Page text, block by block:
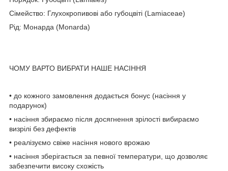
Сімейство: Глухокропивові або губоцвіті (Lamiaceae)
Рід: Монарда (Monarda)
ЧОМУ ВАРТО ВИБРАТИ НАШЕ НАСІННЯ
• до кожного замовлення додається бонус (насіння у
подарунок)
• насіння збираємо після досягнення зрілості вибираємо
визрілі без дефектів
• реалізуємо свіже насіння нового врожаю
• насіння зберігається за певної температури, що дозволяє
забезпечити високу схожість